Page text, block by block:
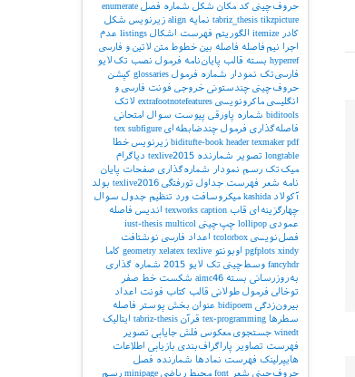
حروف‌چینی کد مکان شکل شماره فصل enumerate
tabriz_thesis tikzpicture نمایه align زیرنویس شکل
کادر
itemize الگوریتم فهرست اشکال listings عدم
اجرا
نیم‌فاصله فاصله بین خطوط متن لاتین و فارسی
hyperref بسته قالب پایان‌نامه فرمول نصب تک‌لایو
فارسی‌تک نمودار شماره فرمول glossaries کپشن
حروف‌چینی چندستونی خروجی فونت فارسی و
انگلیسی ماکرونویسی extrafootnotefeatures لاتک
biditools شماره پاورقی پیوست‌ سوال امتحانی
فاصله‌گذاری فرمول چندضابطه‌ای tex subfigure
biditufte-book header texmaker pdf زیرنویس خطا
longtable تصویر شمارنده texlive2015 دیاگرام
میک‌تک رسم نمودار شماره‌گذاری صفحات پایان
نامه شعر فهرست جداول تورفتگی texlive2016 بولد
آکولاد kashida میکروسافت ورد تنظیم جدول سوال
چهارگزینه‌ای قاب texworks caption اندیس فاصله
عمودی lollipop چپ‌چینی iust-thesis multicol
فصل‌نویسی tcolorbox اعداد فارسی نوشتافت
pgfplots xindy اوبونتو geometry xelatex texlive
کاما
fancyhdr وسط‌چینی تک لایو 2015
شماره گذاری
به‌روزرسانی بسته aimc46 شکست خط صفر
توخالی فرمول طولانی قالب کتاب فونت اعداد
بیرون‌زدگی bidipoem عنوان بخش پوستر
فاصله
سطرها
tex-programming قرآن tabriz-thesis
ایتالیک
winedt جستجوی معکوس فلش جایابی تصویر
فهرست تصاویر
پاراگراف‌بندی بازیابی اطلاعات
هایپرلینک فهرست نمادها
شمارنده فصل
حروف‌چینی شعر font محیط ریاضی minipage رسم